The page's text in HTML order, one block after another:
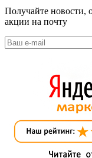
Получайте новости,
акции на почту